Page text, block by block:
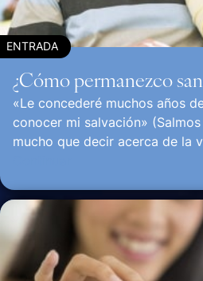
ENTRADA
¿Cómo permanezco
«Le concederé muchos años
conocer mi salvación»
mucho que decir acerca de la